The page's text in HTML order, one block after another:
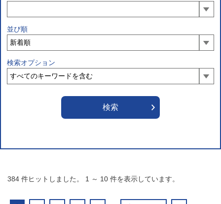
並び順
検索オプション
384 件ヒットしました。 1 ～ 10 件を表示しています。